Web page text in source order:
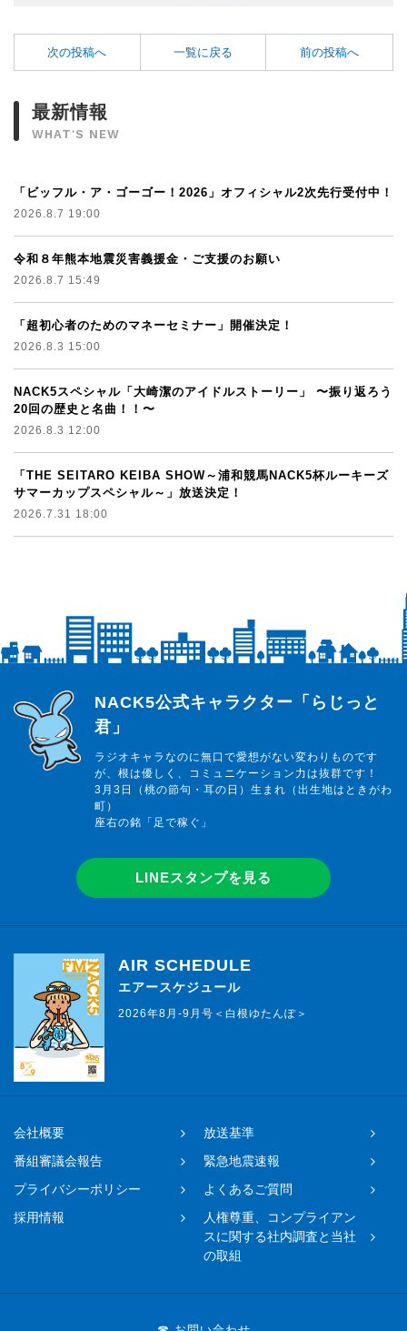
次の投稿へ 一覧に戻る 前の投稿へ
最新情報
WHAT'S NEW
「ビッフル・ア・ゴーゴー！2026」オフィシャル2次先行受付中！
2026.8.7 19:00
令和８年熊本地震災害義援金・ご支援のお願い
2026.8.7 15:49
「超初心者のためのマネーセミナー」開催決定！
2026.8.3 15:00
NACK5スペシャル「大崎潔のアイドルストーリー」 〜振り返ろう
20回の歴史と名曲！！〜
2026.8.3 12:00
「THE SEITARO KEIBA SHOW～浦和競馬NACK5杯ルーキーズ
サマーカップスペシャル～」放送決定！
2026.7.31 18:00
らじっと君
NACK5公式キャラクター「らじっと
君」
ラジオキャラなのに無口で愛想がない変わりものです
が、根は優しく、コミュニケーション力は抜群です！
3月3日（桃の節句・耳の日）生まれ（出生地はときがわ
町）
座右の銘「足で稼ぐ」
LINEスタンプを見る
AIR SCHEDULE
エアースケジュール
2026年8月-9月号＜白根ゆたんぽ＞
会社概要
放送基準
番組審議会報告
緊急地震速報
プライバシーポリシー
よくあるご質問
採用情報
人権尊重、コンプライアン
スに関する社内調査と当社
の取組